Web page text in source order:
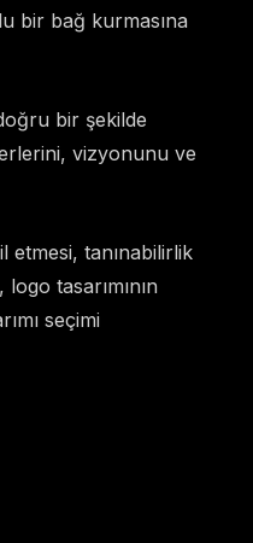
bir bağ kurmasına
bir şekilde
vizyonunu ve
etmesi, tanınabilirlik
tasarımının
seçimi